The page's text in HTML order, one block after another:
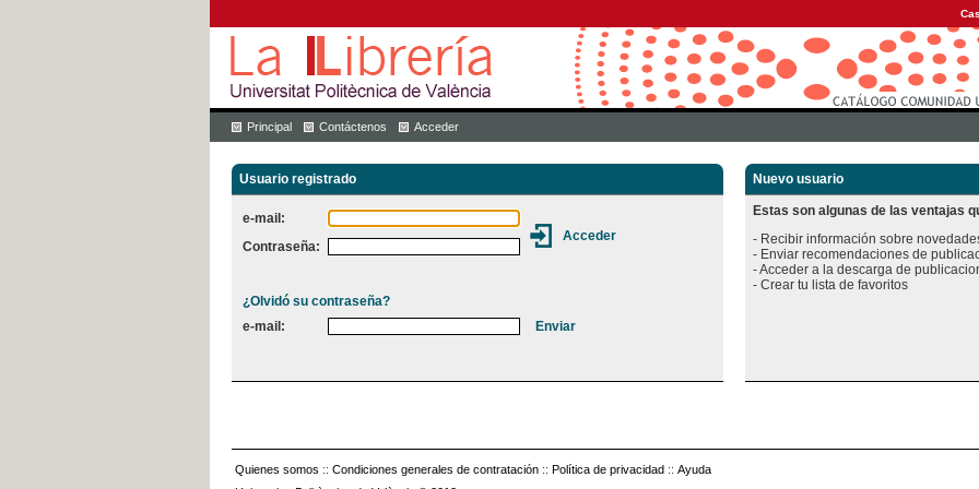
Principal Contáctenos Acceder
Usuario registrado
e-mail:
Contraseña:
¿Olvidó su contraseña?
e-mail:
Nuevo usuario
Estas son algunas de las ventajas
- Recibir información sobre
- Enviar recomendaciones de
- Acceder a la descarga de
Quienes somos :: Condiciones generales de contratación :: Política de privacidad :: Ayuda